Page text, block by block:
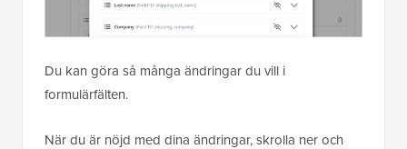
Du kan göra så många ändringar du vill i
formulärfälten.
När du är nöjd med dina ändringar, skrolla ner och